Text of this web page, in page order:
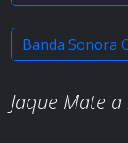
Banda Sonora
Jaque Mate